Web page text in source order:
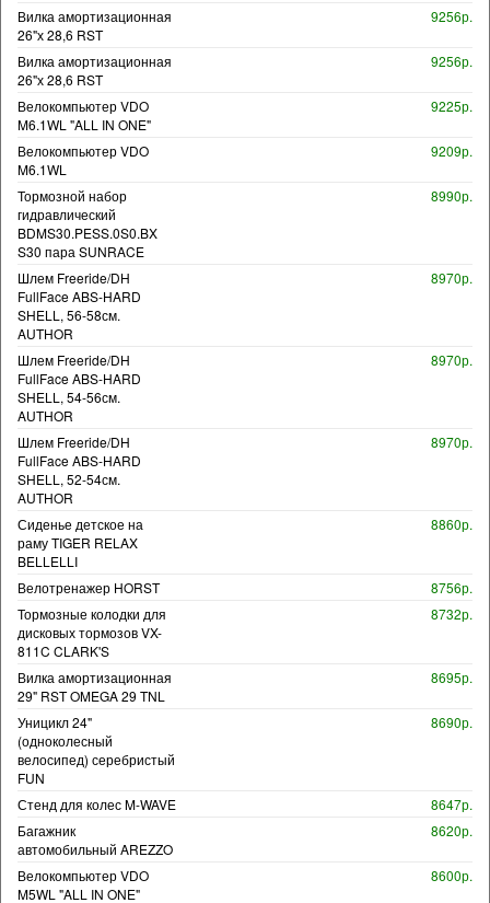
Вилка амортизационная
26"х 28,6 RST
9256р.
Вилка амортизационная
26"х 28,6 RST
9256р.
Велокомпьютер VDO
M6.1WL "ALL IN ONE"
9225р.
Велокомпьютер VDO
M6.1WL
9209р.
Тормозной набор
гидравлический
BDMS30.PESS.0S0.BX
S30 пара SUNRACE
8990р.
Шлем Freeride/DH
FullFace ABS-HARD
SHELL, 56-58см.
AUTHOR
8970р.
Шлем Freeride/DH
FullFace ABS-HARD
SHELL, 54-56см.
AUTHOR
8970р.
Шлем Freeride/DH
FullFace ABS-HARD
SHELL, 52-54см.
AUTHOR
8970р.
Сиденье детское на
раму TIGER RELAX
BELLELLI
8860р.
Велотренажер HORST
8756р.
Тормозные колодки для
дисковых тормозов VX-
811C CLARK'S
8732р.
Вилка амортизационная
29" RST OMEGA 29 TNL
8695р.
Уницикл 24"
(одноколесный
велосипед) серебристый
FUN
8690р.
Стенд для колес M-WAVE
8647р.
Багажник
автомобильный AREZZO
8620р.
Велокомпьютер VDO
M5WL "ALL IN ONE"
8600р.